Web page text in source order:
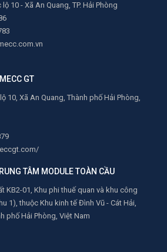
lộ 10 - Xã An Quang, TP. Hải Phòng
GT
10, Xã An Quang, Thành phố Hải Phòng,
TÂM MODULE TOÀN CẦU
KB2-01, Khu phi thuế quan và khu công
1), thuộc Khu kinh tế Đình Vũ - Cát Hải,
phố Hải Phòng, Việt Nam